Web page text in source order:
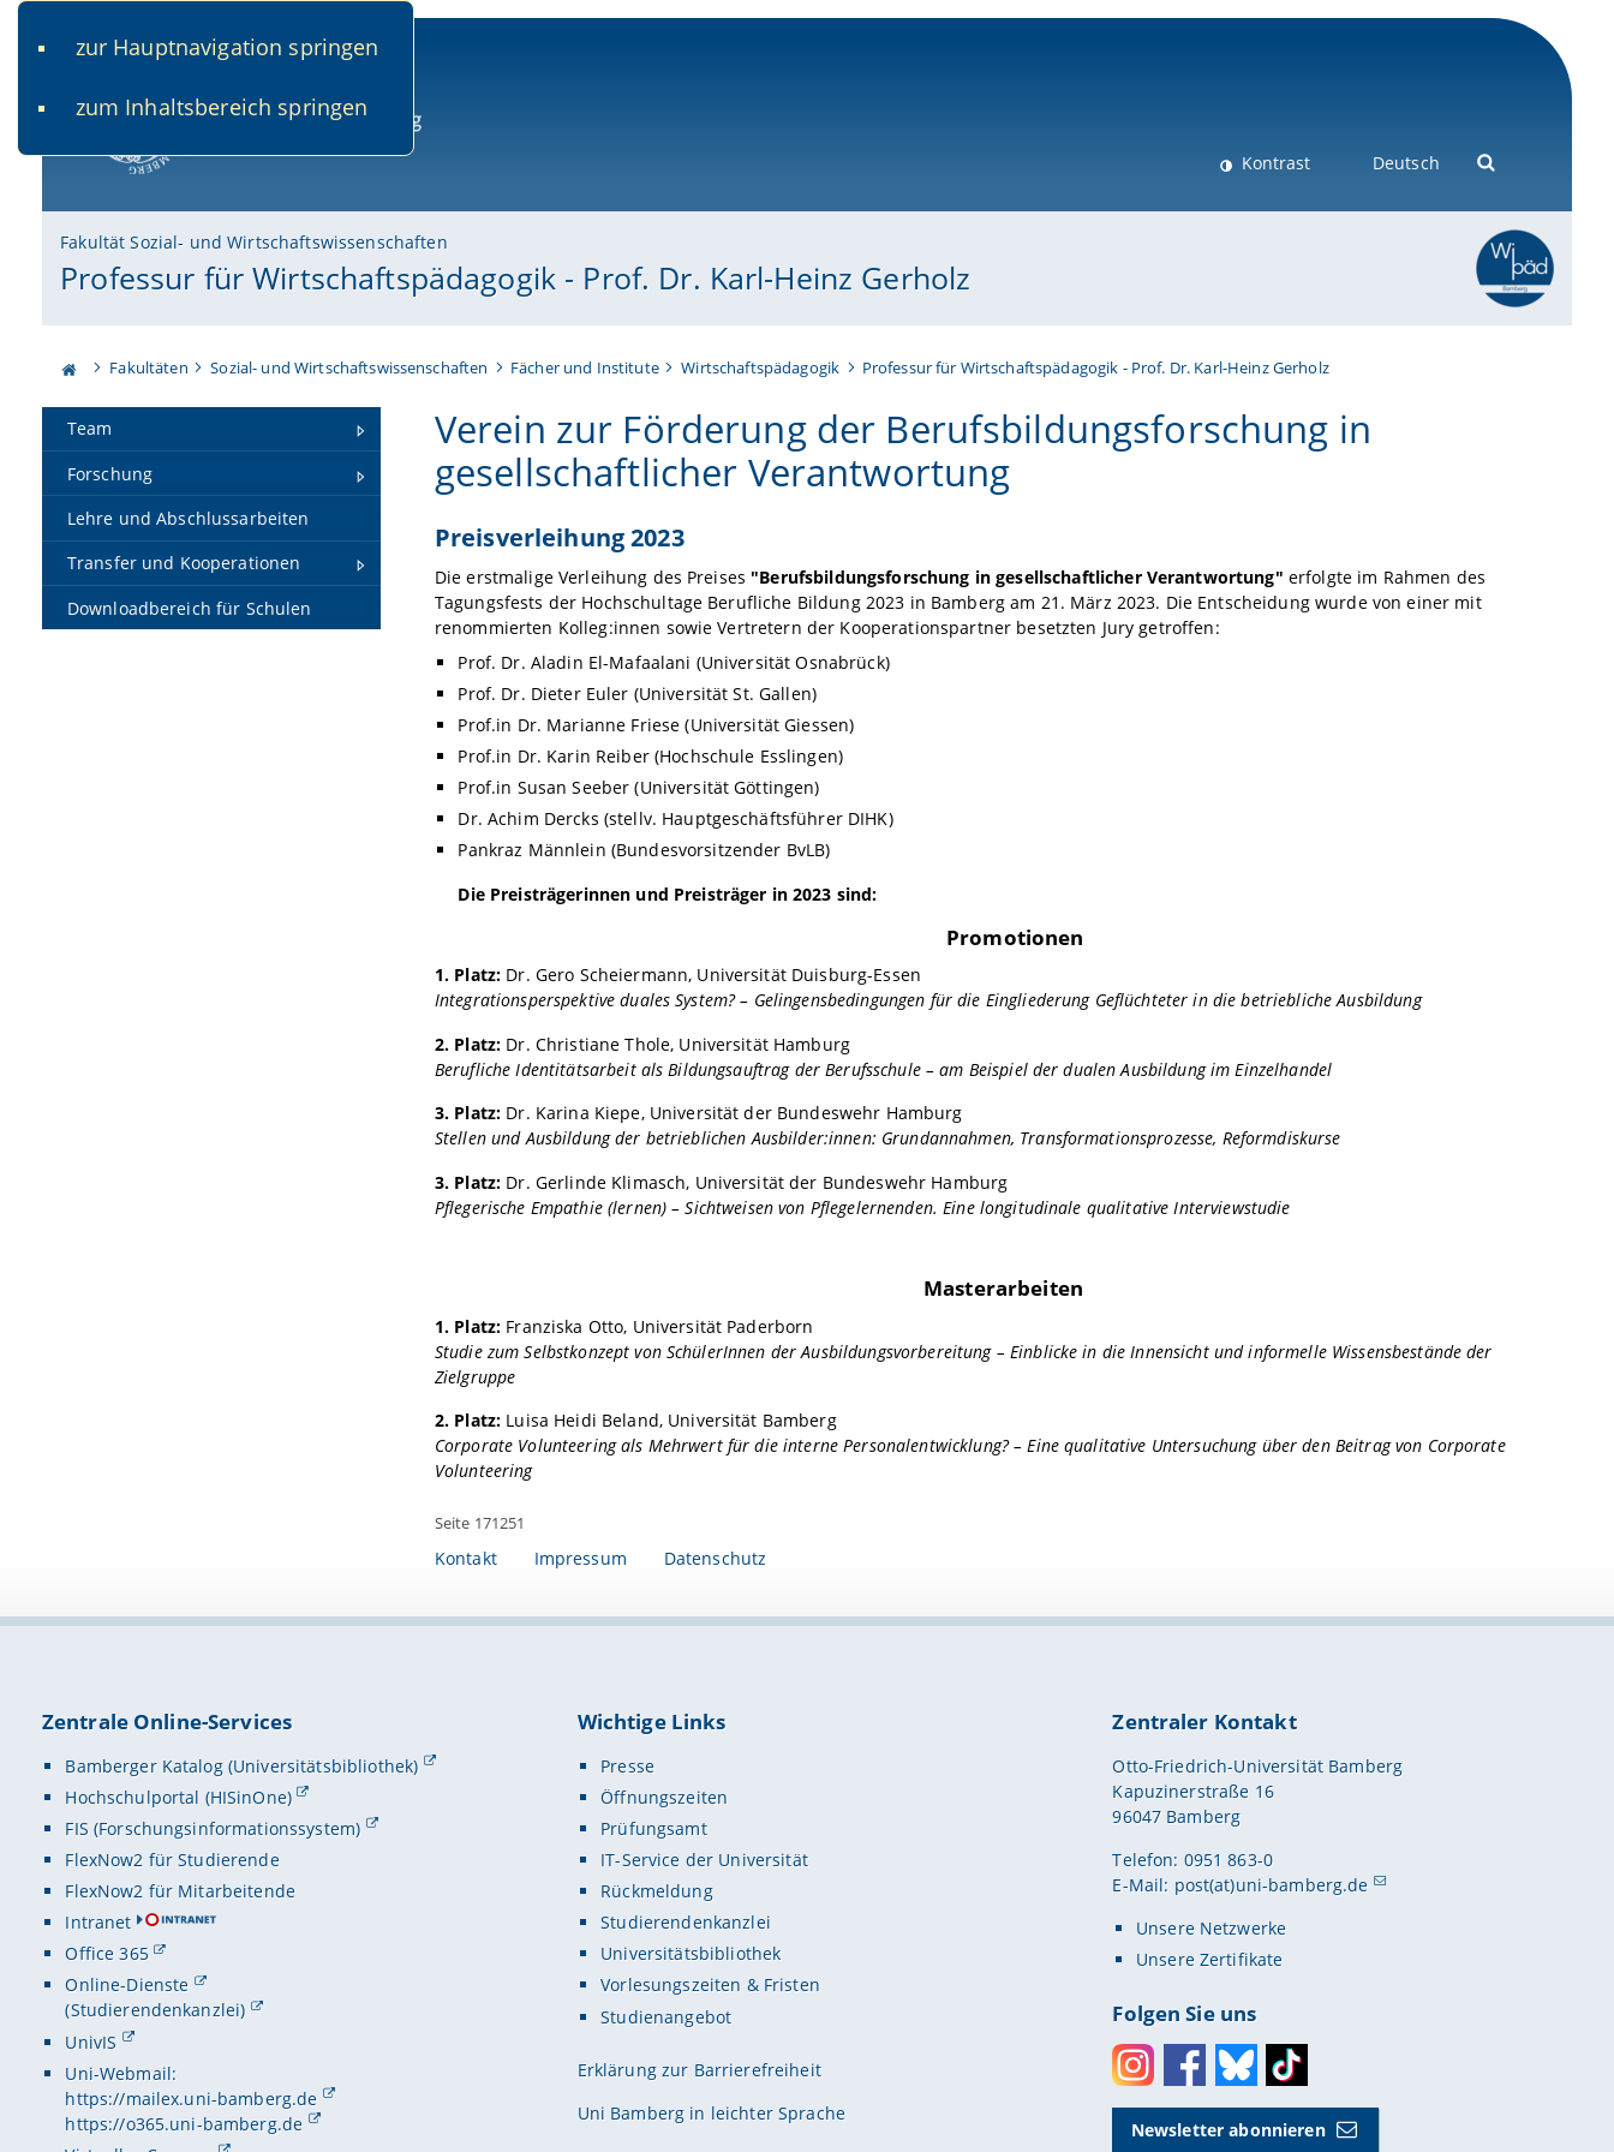
zur Hauptnavigation springen
zum Inhaltsbereich springen
Kontrast Deutsch
Fakultät Sozial- und Wirtschaftswissenschaften
Professur für Wirtschaftspädagogik - Prof. Dr. Karl-Heinz Gerholz
Fakultäten Sozial- und Wirtschaftswissenschaften Fächer und Institute Wirtschaftspädagogik Professur für Wirtschaftspädagogik - Prof. Dr. Karl-Heinz Gerholz
Team
Forschung
Lehre und Abschlussarbeiten
Transfer und Kooperationen
Downloadbereich für Schulen
Verein zur Förderung der Berufsbildungsforschung in
gesellschaftlicher Verantwortung
Preisverleihung 2023
Die erstmalige Verleihung des Preises "Berufsbildungsforschung in gesellschaftlicher Verantwortung" erfolgte im Rahmen des
Tagungsfests der Hochschultage Berufliche Bildung 2023 in Bamberg am 21. März 2023. Die Entscheidung wurde von einer mit
renommierten Kolleg:innen sowie Vertretern der Kooperationspartner besetzten Jury getroffen:
Prof. Dr. Aladin El-Mafaalani (Universität Osnabrück)
Prof. Dr. Dieter Euler (Universität St. Gallen)
Prof.in Dr. Marianne Friese (Universität Giessen)
Prof.in Dr. Karin Reiber (Hochschule Esslingen)
Prof.in Susan Seeber (Universität Göttingen)
Dr. Achim Dercks (stellv. Hauptgeschäftsführer DIHK)
Pankraz Männlein (Bundesvorsitzender BvLB)
Die Preisträgerinnen und Preisträger in 2023 sind:
Promotionen
1. Platz: Dr. Gero Scheiermann, Universität Duisburg-Essen
Integrationsperspektive duales System? – Gelingensbedingungen für die Eingliederung Geflüchteter in die betriebliche Ausbildung
2. Platz: Dr. Christiane Thole, Universität Hamburg
Berufliche Identitätsarbeit als Bildungsauftrag der Berufsschule – am Beispiel der dualen Ausbildung im Einzelhandel
3. Platz: Dr. Karina Kiepe, Universität der Bundeswehr Hamburg
Stellen und Ausbildung der betrieblichen Ausbilder:innen: Grundannahmen, Transformationsprozesse, Reformdiskurse
3. Platz: Dr. Gerlinde Klimasch, Universität der Bundeswehr Hamburg
Pflegerische Empathie (lernen) – Sichtweisen von Pflegelernenden. Eine longitudinale qualitative Interviewstudie
Masterarbeiten
1. Platz: Franziska Otto, Universität Paderborn
Studie zum Selbstkonzept von SchülerInnen der Ausbildungsvorbereitung – Einblicke in die Innensicht und informelle Wissensbestände der
Zielgruppe
2. Platz: Luisa Heidi Beland, Universität Bamberg
Corporate Volunteering als Mehrwert für die interne Personalentwicklung? – Eine qualitative Untersuchung über den Beitrag von Corporate
Volunteering
Seite 171251
Kontakt Impressum Datenschutz
Zentrale Online-Services
Bamberger Katalog (Universitätsbibliothek)
Hochschulportal (HISinOne)
FIS (Forschungsinformationssystem)
FlexNow2 für Studierende
FlexNow2 für Mitarbeitende
Intranet
Office 365
Online-Dienste
(Studierendenkanzlei)
UnivIS
Uni-Webmail:
https://mailex.uni-bamberg.de
https://o365.uni-bamberg.de
Wichtige Links
Presse
Öffnungszeiten
Prüfungsamt
IT-Service der Universität
Rückmeldung
Studierendenkanzlei
Universitätsbibliothek
Vorlesungszeiten & Fristen
Studienangebot
Erklärung zur Barrierefreiheit
Uni Bamberg in leichter Sprache
Zentraler Kontakt
Otto-Friedrich-Universität Bamberg
Kapuzinerstraße 16
96047 Bamberg
Telefon: 0951 863-0
E-Mail: post(at)uni-bamberg.de
Unsere Netzwerke
Unsere Zertifikate
Folgen Sie uns
InstagramFacebookBlueskyToktok
Newsletter abonnieren